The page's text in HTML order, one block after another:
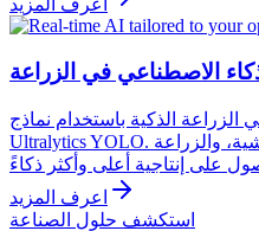
اعرف المزيد
الاصطناعي في الزراعة
الذكية باستخدام نماذج
Ultralytics YOLO. عزز مراقبة المحاصيل، وتتبع الماشية، والزراعة
اعرف المزيد
استكشف حلول الصناعة